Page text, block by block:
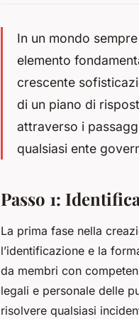
In un mondo
elemento
crescente
di un piano di
attraverso i
qualsiasi ente
Passo 1:
La prima fase nella
l’identificazione e la
da membri con
legali e personale delle
risolvere qualsiasi